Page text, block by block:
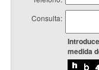
Consulta:
medida